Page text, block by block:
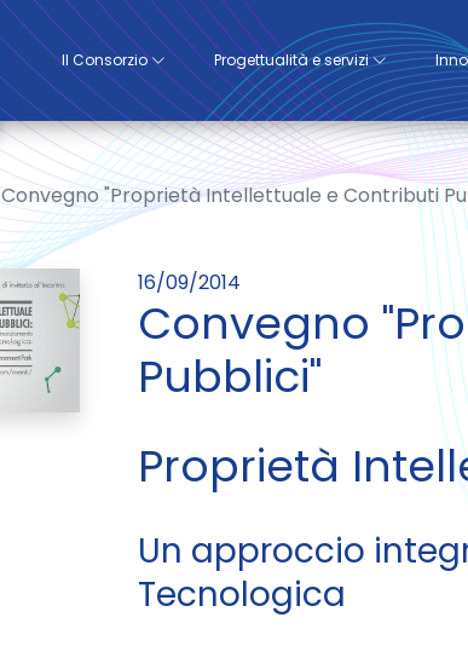
Il Consorzio Progettualità e servizi
Convegno "Proprietà Intellettuale e Contributi
16/09/2014
Convegno
Pubblici"
Proprietà
Un approccio
Tecnologica